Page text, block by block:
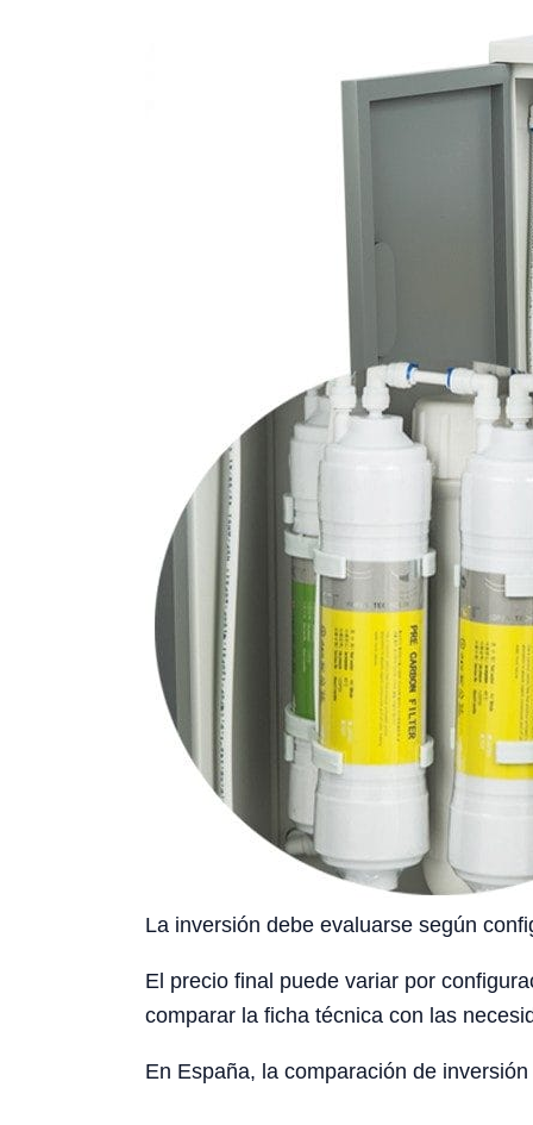
La inversión debe evaluarse según
El precio final puede variar por
comparar la ficha técnica con las
En España, la comparación de